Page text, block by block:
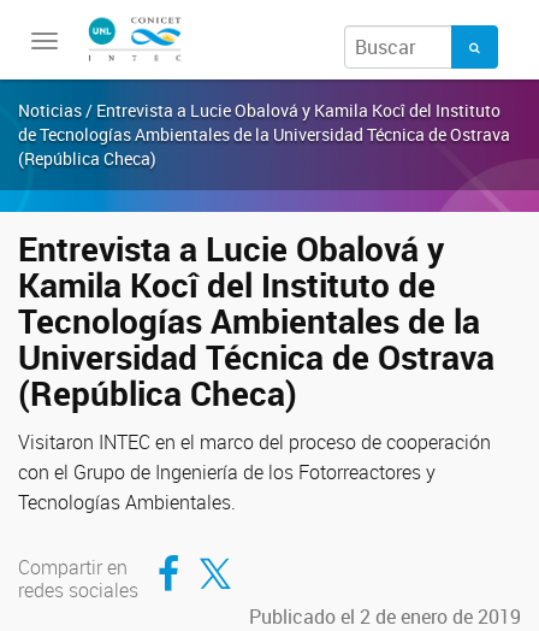
Toggle
Noticias / Entrevista a Lucie Obalová y Kamila Kocî del Instituto
de Tecnologías Ambientales de la Universidad Técnica de Ostrava
(República Checa)
Entrevista a Lucie Obalová y
Kamila Kocî del Instituto de
Tecnologías Ambientales de la
Universidad Técnica de Ostrava
(República Checa)
Visitaron INTEC en el marco del proceso de cooperación
con el Grupo de Ingeniería de los Fotorreactores y
Tecnologías Ambientales.
Compartir en
redes sociales
Compartir en Facebook
Compartir en Twitter
Publicado el 2 de enero de 2019